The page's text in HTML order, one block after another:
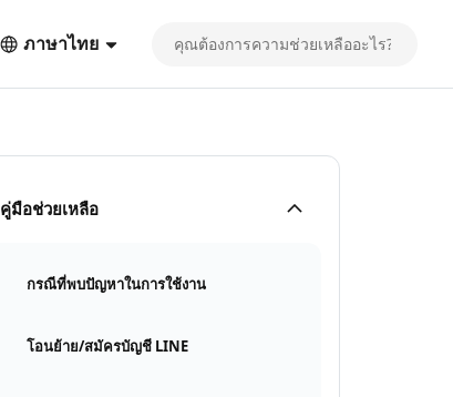
ภาษาไทย
คู่มือช่วยเหลือ
กรณีที่พบปัญหาในการใช้งาน
โอนย้าย/สมัครบัญชี LINE